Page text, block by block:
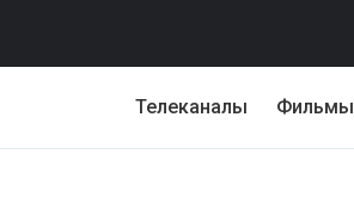
Телеканалы Фильмы